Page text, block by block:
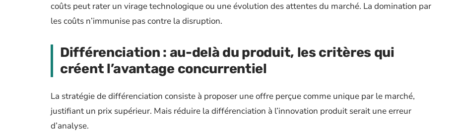
coûts peut rater un virage technologique ou une évolution des attentes du marché. La domination par
les coûts n’immunise pas contre la disruption.
Différenciation : au-delà du produit, les critères qui
créent l’avantage concurrentiel
La stratégie de différenciation consiste à proposer une offre perçue comme unique par le marché,
justifiant un prix supérieur. Mais réduire la différenciation à l’innovation produit serait une erreur
d’analyse.